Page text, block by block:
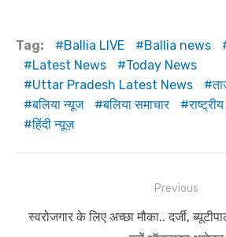
Tag: Ballia LIVE Ballia news
Latest News
Today News
Uttar Pradesh Latest News
बलिया न्यूज
बलिया समाचार
हिंदी न्यूज़
navigation
Previous
Previous
स्वरोजगार के लिए अच्छा मौका.. दर्जी,